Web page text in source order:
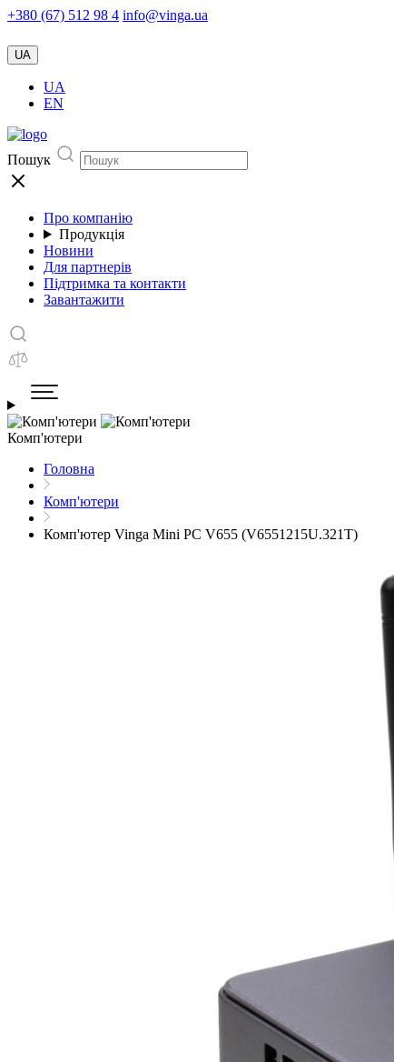
+380 (67) 512 98 4 info@vinga.ua
UA
UA
EN
Пошук
Про компанію
Продукція
Новини
Для партнерів
Підтримка та контакти
Завантажити
Комп'ютери
Головна
Комп'ютери
Комп'ютер Vinga Mini PC V655 (V6551215U.321T)